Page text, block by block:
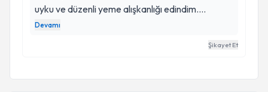
uyku ve düzenli yeme alışkanlığı edindim.
Kendisine çok teşekkür ediyorum ve kesinlikle
tavsiye ediyorum. Kendisi tüm profesyonelliği ile
Devamı
Şikayet Et